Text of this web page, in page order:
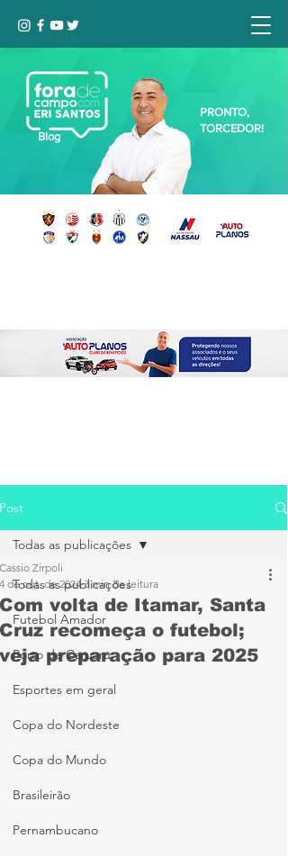
Blog
PRONTO,
TORCEDOR!
Post
Todas as publicações
Futebol Amador
Porto de Caruaru
Esportes em geral
Copa do Nordeste
Copa do Mundo
Brasileirão
Pernambucano
Todas as publicações
Com volta de Itamar, Santa
Cruz recomeça o futebol;
veja preparação para 2025
Cassio Zirpoli
4 de out. de 2024 3 min de leitura